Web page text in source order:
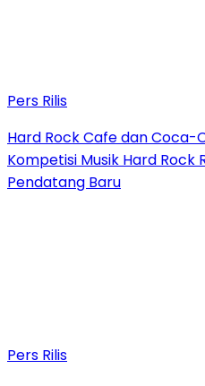
Pers Rilis
Hard Rock Cafe dan Coca-
Kompetisi Musik Hard Rock
Pendatang Baru
Pers Rilis